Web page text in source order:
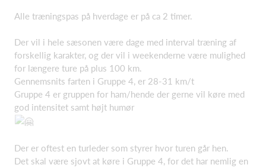
Alle træningspas på hverdage er på ca 2 timer.
Der vil i hele sæsonen være dage med interval træning af
forskellig karakter, og der vil i weekenderne være mulighed
for længere ture på plus 100 km.
Gennemsnits farten i Gruppe 4, er 28-31 km/t
Gruppe 4 er gruppen for ham/hende der gerne vil køre med
god intensitet samt højt humør
Der er oftest en turleder som styrer hvor turen går hen.
Det skal være sjovt at køre i Gruppe 4, for det har nemlig en